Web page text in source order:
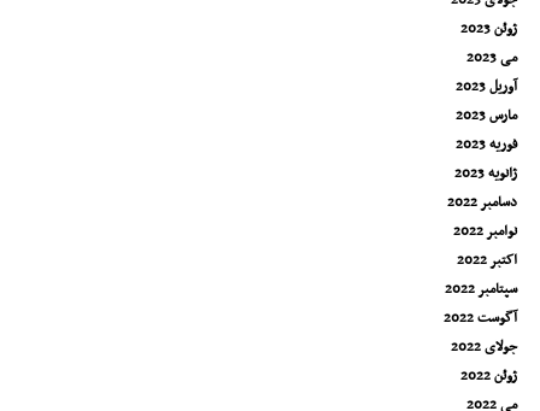
ژوئن 2023
می 2023
آوریل 2023
مارس 2023
فوریه 2023
ژانویه 2023
دسامبر 2022
نوامبر 2022
اکتبر 2022
سپتامبر 2022
آگوست 2022
جولای 2022
ژوئن 2022
می 2022